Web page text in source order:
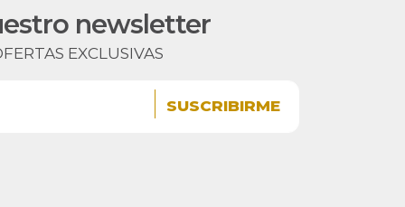
newsletter
EXCLUSIVAS